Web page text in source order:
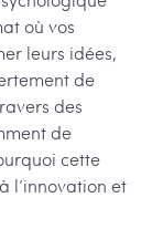
où vos
leurs idées,
de
des
de
cette
l’innovation et